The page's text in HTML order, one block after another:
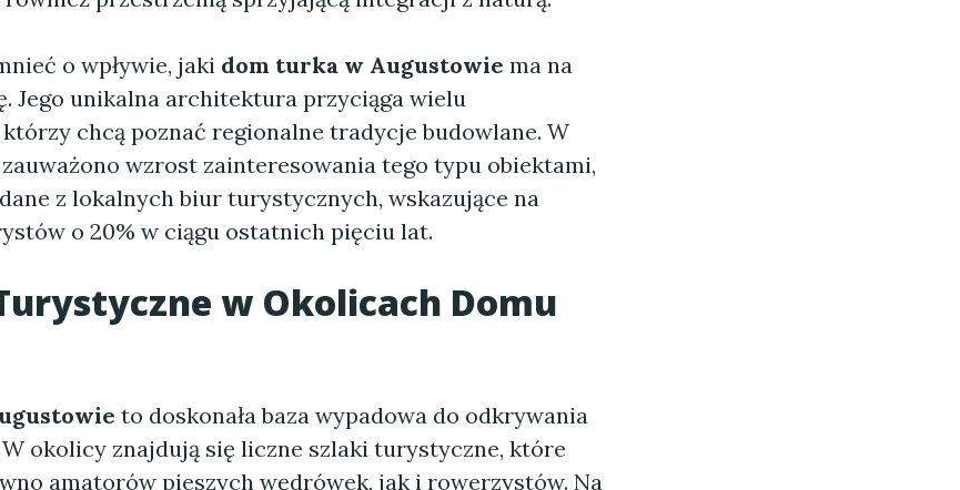
o wpływie, jaki dom turka w Augustowie ma na
Jego unikalna architektura przyciąga wielu
chcą poznać regionalne tradycje budowlane. W
wzrost zainteresowania tego typu obiektami,
z lokalnych biur turystycznych, wskazujące na
o 20% w ciągu ostatnich pięciu lat.
w Okolicach Domu
to doskonała baza wypadowa do odkrywania
okolicy znajdują się liczne szlaki turystyczne, które
amatorów pieszych wędrówek, jak i rowerzystów. Na